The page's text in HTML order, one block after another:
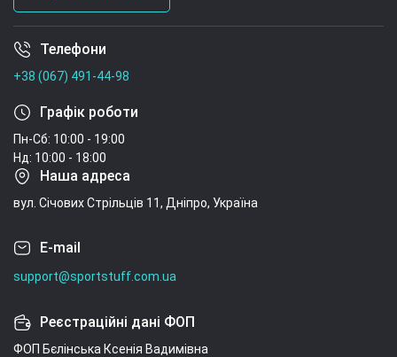
Умови угоди
Телефони
+38 (067) 491-44-98
Графік роботи
Пн-Сб: 10:00 - 19:00
Нд: 10:00 - 18:00
Наша адреса
вул. Січових Стрільців 11, Дніпро, Україна
E-mail
support@sportstuff.com.ua
Реєстраційні дані ФОП
ФОП Бєлінська Ксенія Вадимівна